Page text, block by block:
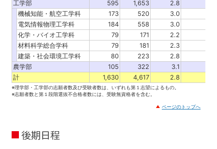
工学部
595 1,653
2.8
機械知能・航空工学科
173 520
3.0
電気情報物理工学科
184 558
3.0
化学・バイオ工学科
79 171
2.2
材料科学総合学科
79 181
2.3
建築・社会環境工学科
80 223
2.8
農学部
105 322
3.1
計
1,630 4,617 2.8
※理学部・工学部の志願者数及び受験者数は、いずれも第１志望によるもの。
※志願者数と第１段階選抜不合格者数には、受験無資格者を含む。
ページのトップへ
後期日程